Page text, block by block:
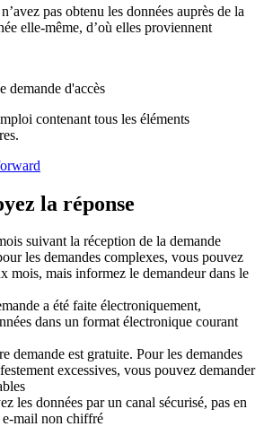
pas obtenu les données auprès de la
elle-même, d’où elles proviennent
demande d'accès
contenant tous les éléments
la réponse
suivant la réception de la demande
les demandes complexes, vous pouvez
mois, mais informez le demandeur dans le
a été faite électroniquement,
dans un format électronique courant
demande est gratuite. Pour les demandes
excessives, vous pouvez demander
les données par un canal sécurisé, pas en
e-mail non chiffré